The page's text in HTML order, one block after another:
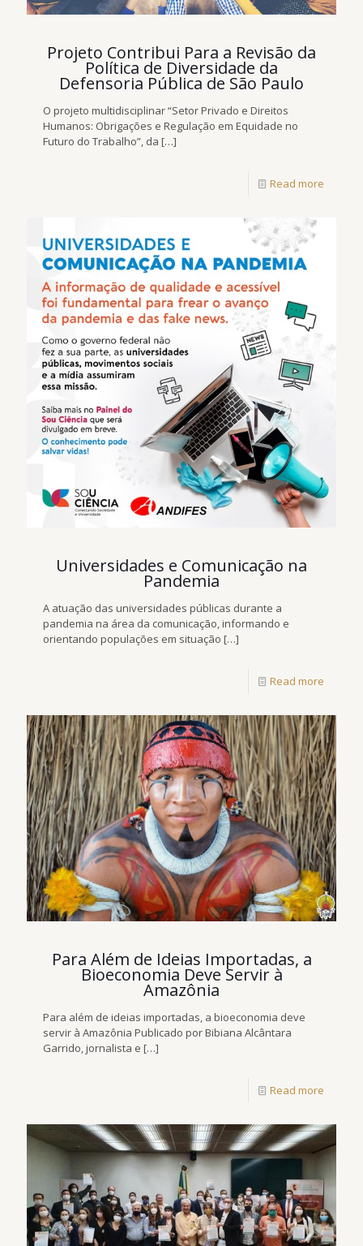
Projeto Contribui Para a Revisão da
Política de Diversidade da
Defensoria Pública de São Paulo
O projeto multidisciplinar “Setor Privado e Direitos
Humanos: Obrigações e Regulação em Equidade no
Futuro do Trabalho”, da […]
Read more
Universidades e Comunicação na
Pandemia
A atuação das universidades públicas durante a
pandemia na área da comunicação, informando e
orientando populações em situação […]
Read more
Para Além de Ideias Importadas, a
Bioeconomia Deve Servir à
Amazônia
Para além de ideias importadas, a bioeconomia deve
servir à Amazônia Publicado por Bibiana Alcântara
Garrido, jornalista e […]
Read more